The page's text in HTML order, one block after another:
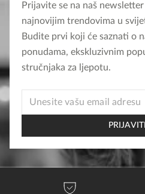
Prijavite se na naš
najnovijim trendovima u
Budite prvi koji će saznati o
ponudama, ekskluzivnim
stručnjaka za ljepotu.